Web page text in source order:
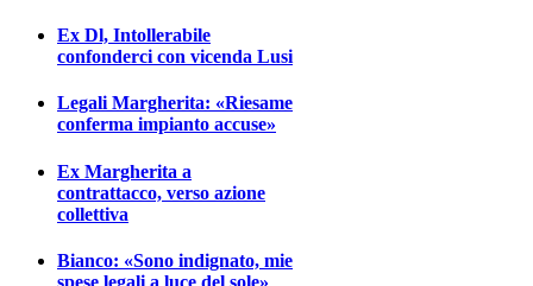
Ex Dl, Intollerabile
confonderci con vicenda Lusi
Legali Margherita: «Riesame
conferma impianto accuse»
Ex Margherita a
contrattacco, verso azione
collettiva
Bianco: «Sono indignato, mie
spese legali a luce del sole»